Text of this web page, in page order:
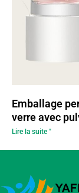
Emballage
verre avec
Lire la suite "